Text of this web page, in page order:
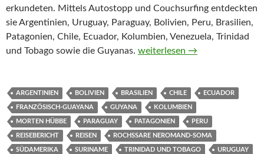
erkundeten. Mittels Autostopp und Couchsurfing entdeckten
sie Argentinien, Uruguay, Paraguay, Bolivien, Peru, Brasilien,
Patagonien, Chile, Ecuador, Kolumbien, Venezuela, Trinidad
und Tobago sowie die Guyanas. Per Anhalter durch
weiterlesen →
ARGENTINIEN BOLIVIEN BRASILIEN CHILE ECUADOR
FRANZÖSISCH-GUAYANA GUYANA KOLUMBIEN
MORTEN HÜBBE PARAGUAY PATAGONIEN PERU
REISEBERICHT REISEN ROCHSSARE NEROMAND-SOMA
SÜDAMERIKA SURINAME TRINIDAD UND TOBAGO URUGUAY